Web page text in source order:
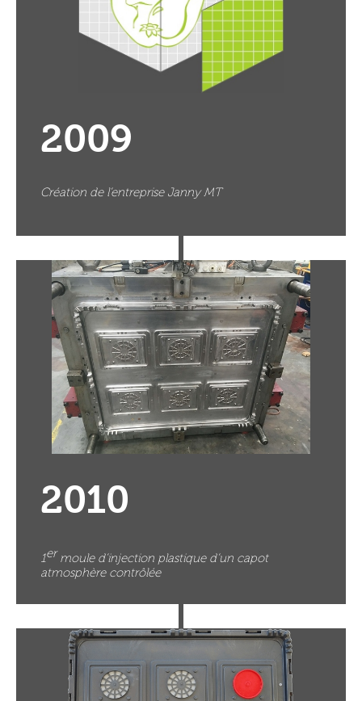
2009
Création de l’entreprise Janny MT
2010
1er moule d’injection plastique d’un capot
atmosphère contrôlée